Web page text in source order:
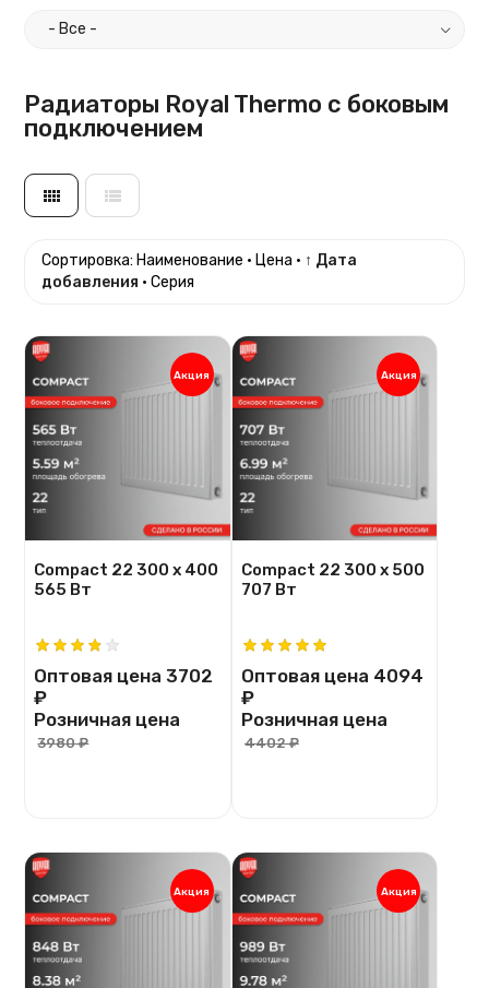
Радиаторы Royal Thermo с боковым
подключением
Сортировка: Наименование · Цена · ↑ Дата
добавления ·Серия
Акция
Compact 22 300 х 400
565 Вт
Оптовая цена 3702
₽
Розничная цена
3980 ₽
Акция
Compact 22 300 х 500
707 Вт
Оптовая цена 4094
₽
Розничная цена
4402 ₽
Акция Акция